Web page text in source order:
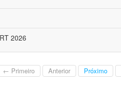
2026
← Primeiro Anterior Próximo